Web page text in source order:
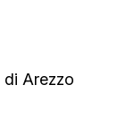
di Arezzo